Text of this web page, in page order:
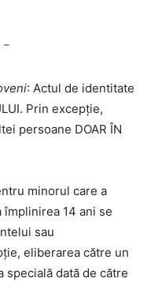
–
: Actul de identitate
Prin excepție,
persoane DOAR ÎN
minorul care a
14 ani se
sau
eliberarea către un
specială dată de către